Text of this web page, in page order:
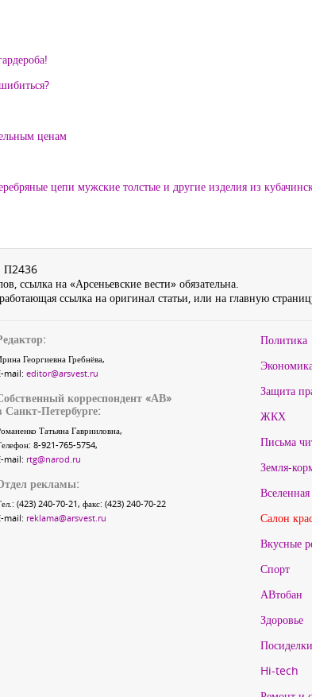
ценам
цепи мужские толстые и другие изделия из
П2436
ссылка на «Арсеньевские вести» обязательна.
ссылка на оригинал статьи, или на главную
Георгиевна Гребнёва,
mail: editor@arsvest.ru
корреспондент «АВ»
Санкт-Петербурге:
Татьяна Гаврииловна,
8-921-765-5754,
mail: rtg@narod.ru
рекламы:
(423) 240-70-21, факс: (423) 240-70-22
mail: reklama@arsvest.ru
Политика
Защита
ЖКХ
Письма
Земля-
Вселенная
Салон
Вкусные
Спорт
АВтобан
Здоровье
Посиделки
Hi-tech